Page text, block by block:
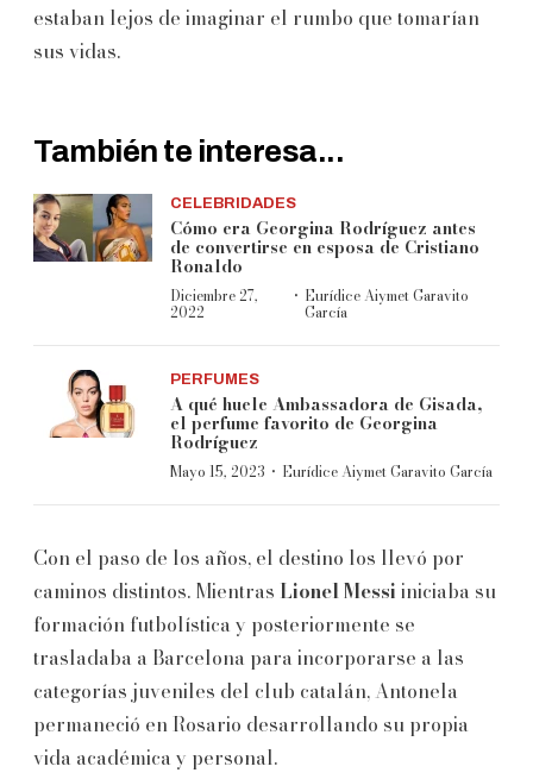
estaban lejos de imaginar el rumbo que tomarían
sus vidas.
También te interesa...
CELEBRIDADES
Cómo era Georgina Rodríguez antes
de convertirse en esposa de Cristiano
Ronaldo
Diciembre 27,
2022 · Eurídice Aiymet Garavito
García
PERFUMES
A qué huele Ambassadora de Gisada,
el perfume favorito de Georgina
Rodríguez
Mayo 15, 2023 · Eurídice Aiymet Garavito García
Con el paso de los años, el destino los llevó por
caminos distintos. Mientras Lionel Messi iniciaba su
formación futbolística y posteriormente se
trasladaba a Barcelona para incorporarse a las
categorías juveniles del club catalán, Antonela
permaneció en Rosario desarrollando su propia
vida académica y personal.